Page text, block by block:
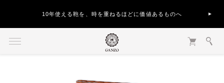
10年使える鞄を、時を重ねるほどに価値あるものへ